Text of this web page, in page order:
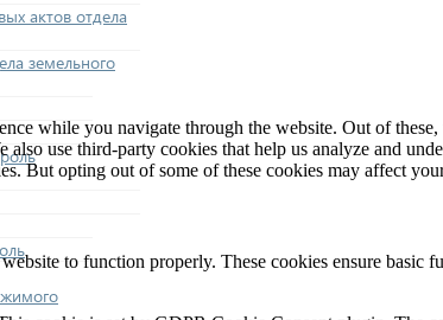
актов отдела
земельного
while you navigate through the website. Out of
use third-party cookies that help us analyze and
But opting out of some of these cookies may affect
to function properly. These cookies ensure basic